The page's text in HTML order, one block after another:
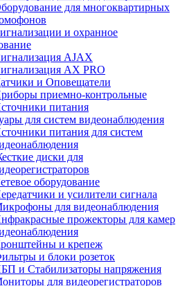
для многоквартирных
и охранное
AJAX
AX PRO
и Оповещатели
приемно-контрольные
питания
для систем видеонаблюдения
питания для систем
диски для
оборудование
и усилители сигнала
для видеонаблюдения
прожекторы для камер
и крепеж
и блоки розеток
и Стабилизаторы напряжения
для видеорегистраторов